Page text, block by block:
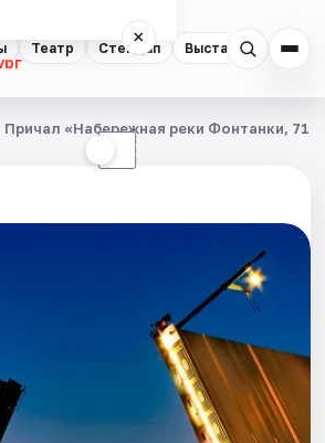
Театр Стендап Выставки
×
☾
Причал «Набережная реки Фонтанки, 71»